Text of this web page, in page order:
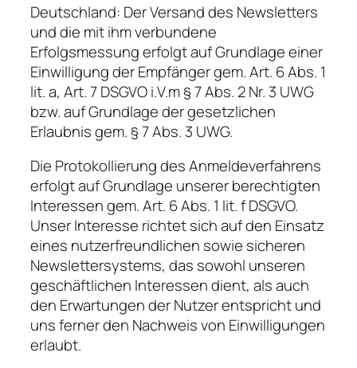
Deutschland: Der Versand des Newsletters
und die mit ihm verbundene
Erfolgsmessung erfolgt auf Grundlage einer
Einwilligung der Empfänger gem. Art. 6 Abs. 1
lit. a, Art. 7 DSGVO i.V.m § 7 Abs. 2 Nr. 3 UWG
bzw. auf Grundlage der gesetzlichen
Erlaubnis gem. § 7 Abs. 3 UWG.
Die Protokollierung des Anmeldeverfahrens
erfolgt auf Grundlage unserer berechtigten
Interessen gem. Art. 6 Abs. 1 lit. f DSGVO.
Unser Interesse richtet sich auf den Einsatz
eines nutzerfreundlichen sowie sicheren
Newslettersystems, das sowohl unseren
geschäftlichen Interessen dient, als auch
den Erwartungen der Nutzer entspricht und
uns ferner den Nachweis von Einwilligungen
erlaubt.